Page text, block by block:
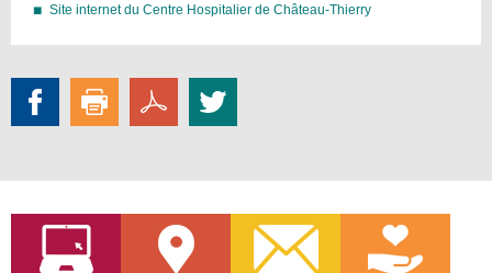
Site internet du Centre Hospitalier de Château-Thierry